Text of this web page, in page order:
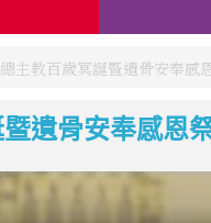
主教百歲冥誕暨遺骨安奉感
遺骨安奉感恩